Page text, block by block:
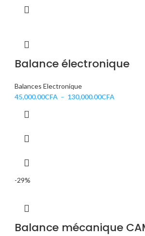
Balance électronique
Balances Electronique
45,000.00CFA – 130,000.00CFA
-29%
Balance mécanique